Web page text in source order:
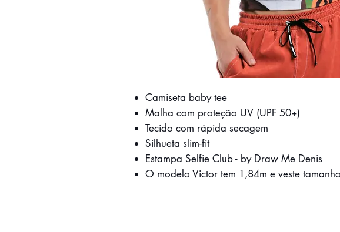
Camiseta baby tee
Malha com proteção UV (UPF 50+)
Tecido com rápida secagem
Silhueta slim-fit
Estampa Selfie Club - by Draw Me Denis
O modelo Victor tem 1,84m e veste